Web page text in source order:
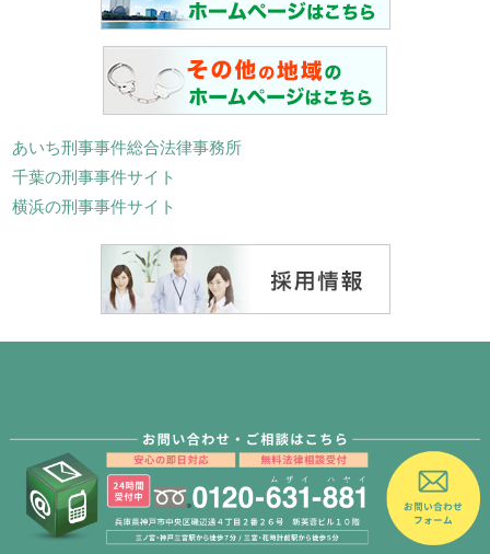
あいち刑事事件総合法律事務所
千葉の刑事事件サイト
横浜の刑事事件サイト